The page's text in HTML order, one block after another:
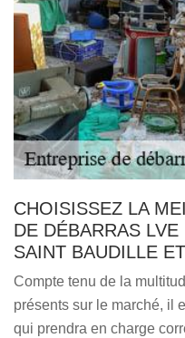
CHOISISSEZ LA
DE DÉBARRAS
SAINT BAUDILLE
Compte tenu de la
présents sur le marché, il
qui prendra en charge